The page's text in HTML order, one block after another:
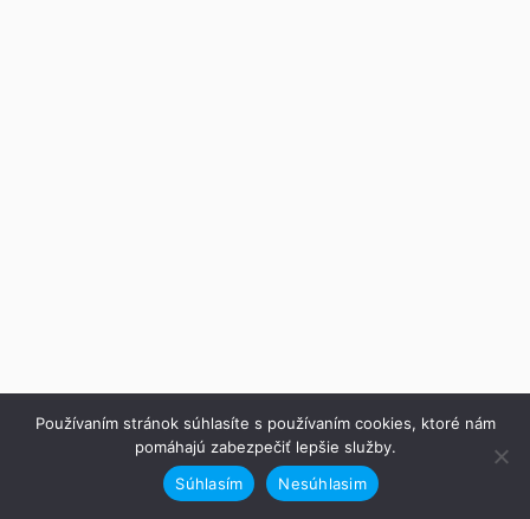
Používaním stránok súhlasíte s používaním cookies, ktoré nám
pomáhajú zabezpečiť lepšie služby.
Súhlasím
Nesúhlasim